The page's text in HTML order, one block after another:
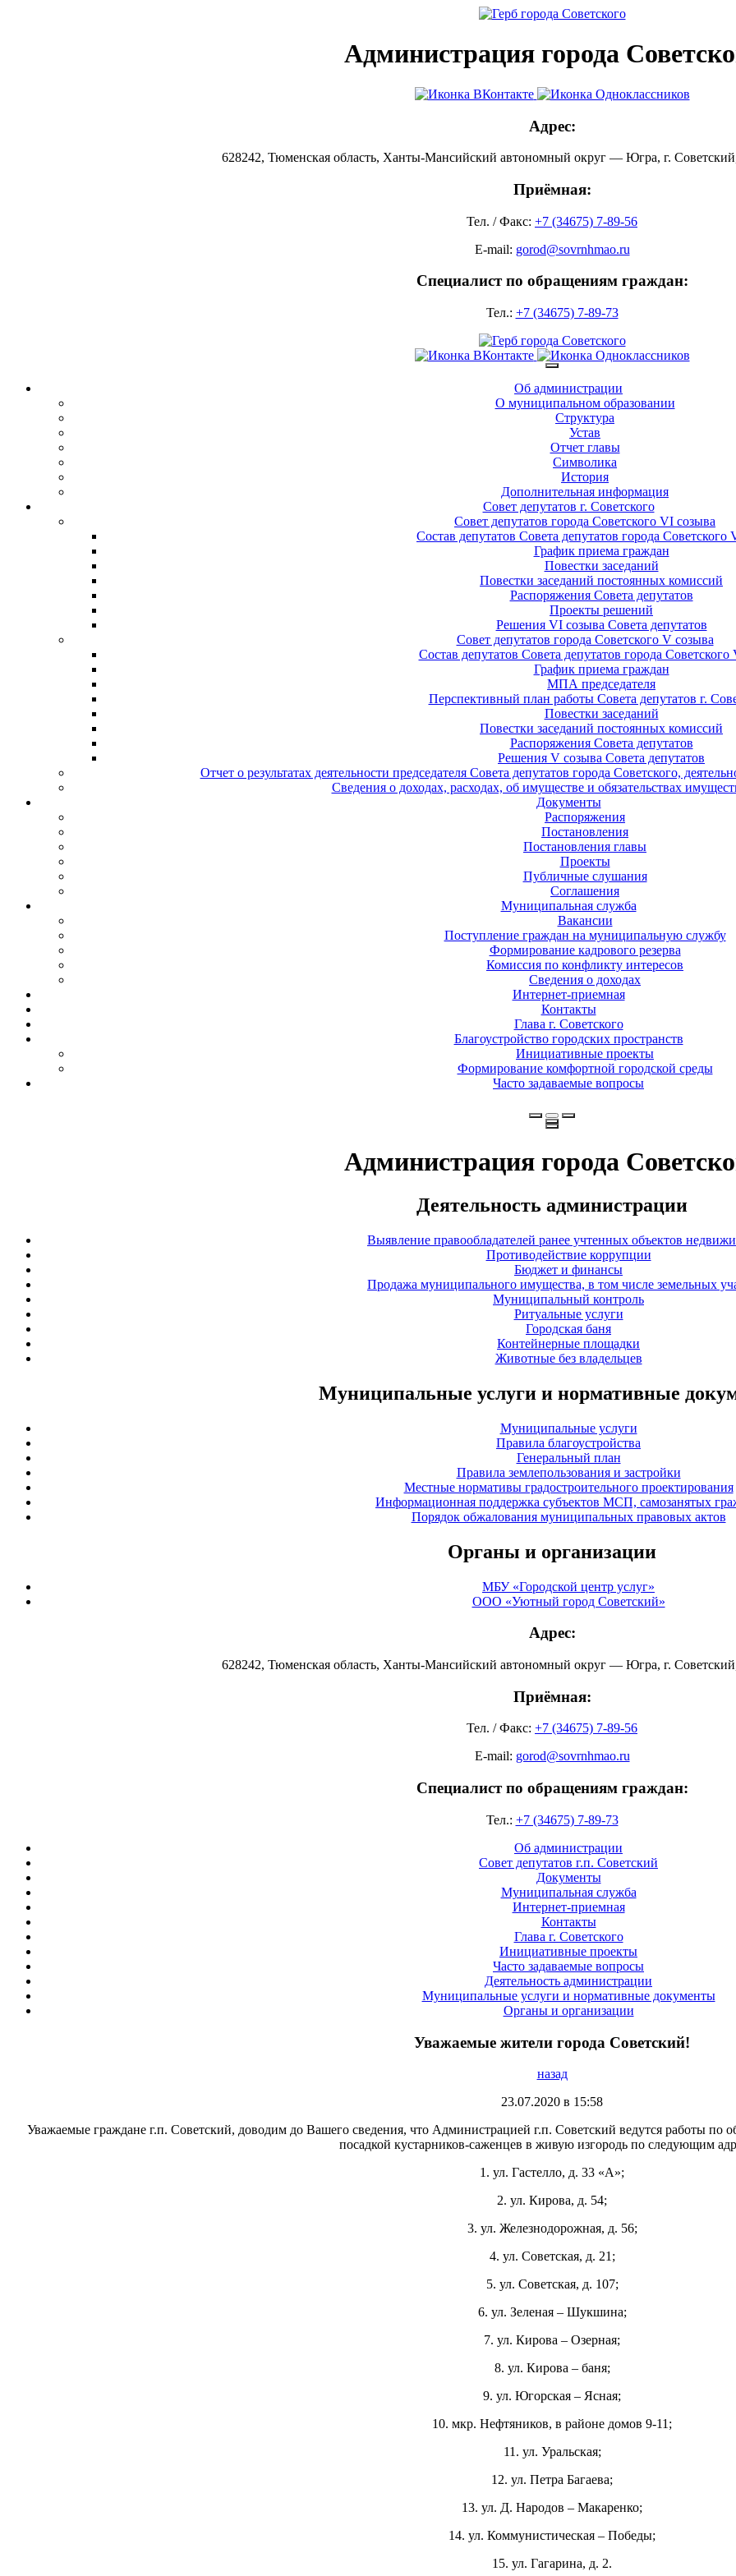
Администрация города
Адрес:
628242, Тюменская область, Ханты-Мансийский автономный округ — Югра, г.
Приёмная:
Тел. / Факс: +7 (34675) 7-89-56
E-mail: gorod@sovrnhmao.ru
Специалист по обращениям граждан:
Тел.: +7 (34675) 7-89-73
Об администрации
О муниципальном образовании
Структура
Устав
Отчет главы
Символика
История
Дополнительная информация
Совет депутатов г. Советского
Совет депутатов города Советского VI созыва
Состав депутатов Совета депутатов города Советского
График приема граждан
Повестки заседаний
Повестки заседаний постоянных комиссий
Распоряжения Совета депутатов
Проекты решений
Решения VI созыва Совета депутатов
Совет депутатов города Советского V созыва
Состав депутатов Совета депутатов города Советского
График приема граждан
МПА председателя
Перспективный план работы Совета депутатов г.
Повестки заседаний
Повестки заседаний постоянных комиссий
Распоряжения Совета депутатов
Решения V созыва Совета депутатов
Отчет о результатах деятельности председателя Совета депутатов города Советского,
Сведения о доходах, расходах, об имуществе и обязательствах
Документы
Распоряжения
Постановления
Постановления главы
Проекты
Публичные слушания
Соглашения
Муниципальная служба
Вакансии
Поступление граждан на муниципальную службу
Формирование кадрового резерва
Комиссия по конфликту интересов
Сведения о доходах
Интернет-приемная
Контакты
Глава г. Советского
Благоустройство городских пространств
Инициативные проекты
Формирование комфортной городской среды
Часто задаваемые вопросы
Администрация города
Деятельность администрации
Выявление правообладателей ранее учтенных объектов
Противодействие коррупции
Бюджет и финансы
Продажа муниципального имущества, в том числе земельных
Муниципальный контроль
Ритуальные услуги
Городская баня
Контейнерные площадки
Животные без владельцев
Муниципальные услуги и нормативные
Муниципальные услуги
Правила благоустройства
Генеральный план
Правила землепользования и застройки
Местные нормативы градостроительного проектирования
Информационная поддержка субъектов МСП, самозанятых
Порядок обжалования муниципальных правовых актов
Органы и организации
МБУ «Городской центр услуг»
ООО «Уютный город Советский»
Адрес:
628242, Тюменская область, Ханты-Мансийский автономный округ — Югра, г.
Приёмная:
Тел. / Факс: +7 (34675) 7-89-56
E-mail: gorod@sovrnhmao.ru
Специалист по обращениям граждан:
Тел.: +7 (34675) 7-89-73
Об администрации
Совет депутатов г.п. Советский
Документы
Муниципальная служба
Интернет-приемная
Контакты
Глава г. Советского
Инициативные проекты
Часто задаваемые вопросы
Деятельность администрации
Муниципальные услуги и нормативные документы
Органы и организации
Уважаемые жители города Советский!
назад
23.07.2020 в 15:58
Уважаемые граждане г.п. Советский, доводим до Вашего сведения, что Администрацией г.п. Советский ведутся работы по
посадкой кустарников-саженцев в живую изгородь по следующим
1. ул. Гастелло, д. 33 «А»;
2. ул. Кирова, д. 54;
3. ул. Железнодорожная, д. 56;
4. ул. Советская, д. 21;
5. ул. Советская, д. 107;
6. ул. Зеленая – Шукшина;
7. ул. Кирова – Озерная;
8. ул. Кирова – баня;
9. ул. Югорская – Ясная;
10. мкр. Нефтяников, в районе домов 9-11;
11. ул. Уральская;
12. ул. Петра Багаева;
13. ул. Д. Народов – Макаренко;
14. ул. Коммунистическая – Победы;
15. ул. Гагарина, д. 2.